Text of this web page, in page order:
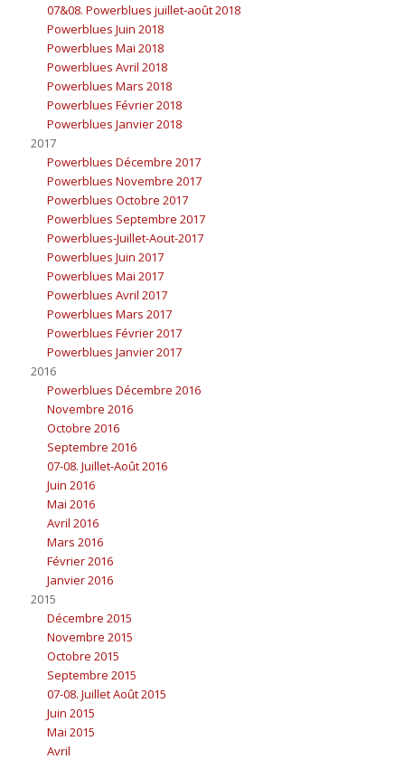
07&08. Powerblues juillet-août 2018
Powerblues Juin 2018
Powerblues Mai 2018
Powerblues Avril 2018
Powerblues Mars 2018
Powerblues Février 2018
Powerblues Janvier 2018
2017
Powerblues Décembre 2017
Powerblues Novembre 2017
Powerblues Octobre 2017
Powerblues Septembre 2017
Powerblues-Juillet-Aout-2017
Powerblues Juin 2017
Powerblues Mai 2017
Powerblues Avril 2017
Powerblues Mars 2017
Powerblues Février 2017
Powerblues Janvier 2017
2016
Powerblues Décembre 2016
Novembre 2016
Octobre 2016
Septembre 2016
07-08. Juillet-Août 2016
Juin 2016
Mai 2016
Avril 2016
Mars 2016
Février 2016
Janvier 2016
2015
Décembre 2015
Novembre 2015
Octobre 2015
Septembre 2015
07-08. Juillet Août 2015
Juin 2015
Mai 2015
Avril